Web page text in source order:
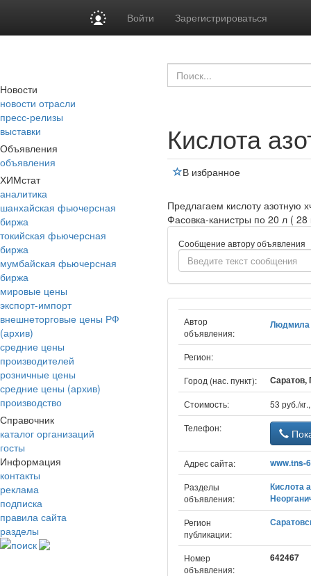
Войти Зарегистрироваться
Новости
новости отрасли
пресс-релизы
выставки
Объявления
объявления
ХИМстат
аналитика
шанхайская фьючерсная
биржа
токийская фьючерсная
биржа
мумбайская фьючерсная
биржа
мировые цены
экспорт-импорт
внешнеторговые цены РФ
(архив)
средние цены
производителей
розничные цены
средние цены (архив)
производство
Справочник
каталог организаций
госты
Информация
контакты
реклама
подписка
правила сайта
разделы
поиск
Кислота
В избранное
Предлагаем кислоту азотную
Фасовка-канистры по 20 л ( 28
Сообщение автору объявления
Автор
объявления:
Людмила
Регион:
Город (нас. пункт):
Саратов,
Стоимость:
53 руб./
Телефон:
Адрес сайта: www.tns-
Разделы
объявления:
Кислота
Регион
публикации:
Номер
объявления:
642467